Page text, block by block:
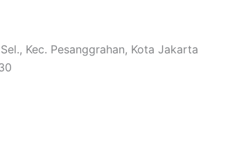
Kec. Pesanggrahan, Kota Jakarta